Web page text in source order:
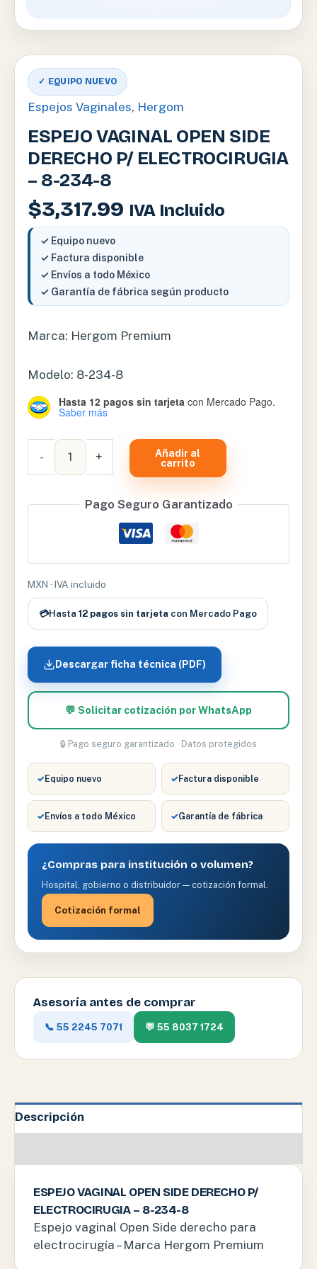
✓ EQUIPO NUEVO
Espejos Vaginales, Hergom
ESPEJO VAGINAL OPEN SIDE
DERECHO P/ ELECTROCIRUGIA
– 8-234-8
$3,317.99 IVA Incluido
✓ Equipo nuevo
✓ Factura disponible
✓ Envíos a todo México
✓ Garantía de fábrica según producto
Marca: Hergom Premium
Modelo: 8-234-8
Hasta 12 pagos sin tarjeta con Mercado Pago.
Saber más
-
ESPEJO
VAGINAL
8-
234-
8
+
Añadir al
carrito
Pago Seguro Garantizado
MXN · IVA incluido
💳Hasta 12 pagos sin tarjeta con Mercado Pago
Descargar ficha técnica (PDF)
💬 Solicitar cotización por WhatsApp
🔒 Pago seguro garantizado · Datos protegidos
✓Equipo nuevo ✓Factura disponible
✓Envíos a todo México ✓Garantía de fábrica
¿Compras para institución o volumen?
Hospital, gobierno o distribuidor — cotización formal.
Cotización formal
Asesoría antes de comprar
📞 55 2245 7071 💬 55 8037 1724
Descripción
ESPEJO VAGINAL OPEN SIDE DERECHO P/
ELECTROCIRUGIA – 8-234-8
Espejo vaginal Open Side derecho para
electrocirugía – Marca Hergom Premium